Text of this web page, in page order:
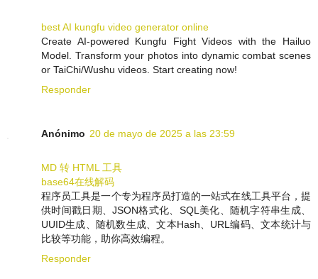
best AI kungfu video generator online
Create AI-powered Kungfu Fight Videos with the Hailuo
Model. Transform your photos into dynamic combat scenes
or TaiChi/Wushu videos. Start creating now!
Responder
Anónimo 20 de mayo de 2025 a las 23:59
MD 转 HTML 工具
base64在线解码
程序员工具是一个专为程序员打造的一站式在线工具平台，提
供时间戳日期、JSON格式化、SQL美化、随机字符串生成、
UUID生成、随机数生成、文本Hash、URL编码、文本统计与
比较等功能，助你高效编程。
Responder